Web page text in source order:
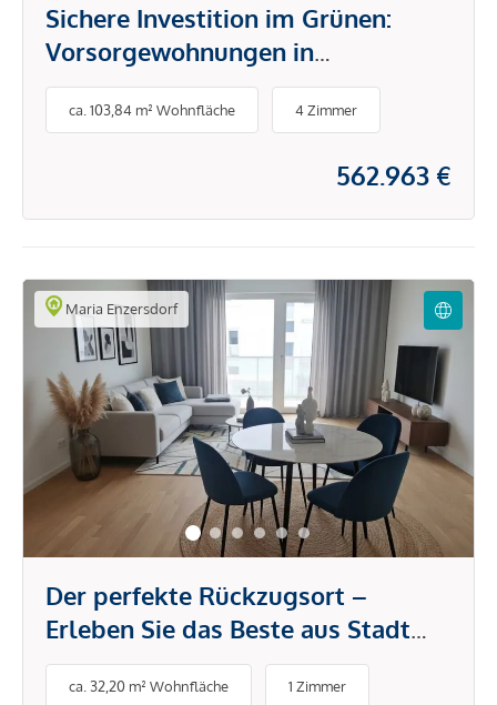
Sichere Investition im Grünen:
Vorsorgewohnungen in
Kaltenleutgeben mit hoher
Nachfrage
ca. 103,84 m² Wohnfläche 4 Zimmer
562.963 €
Maria Enzersdorf
Der perfekte Rückzugsort –
Erleben Sie das Beste aus Stadt
und Natur
ca. 32,20 m² Wohnfläche 1 Zimmer